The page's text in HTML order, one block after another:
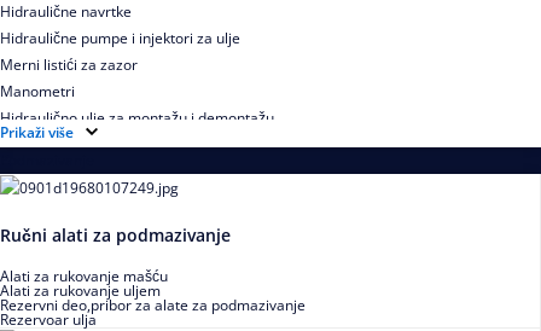
Hidraulične navrtke
Hidraulične pumpe i injektori za ulje
Merni listići za zazor
Manometri
Hidraulično ulje za montažu i demontažu
Prikaži više
Ručni alati za podmazivanje
Alati za rukovanje mašću
Alati za rukovanje uljem
Rezervni deo,pribor za alate za podmazivanje
Rezervoar ulja